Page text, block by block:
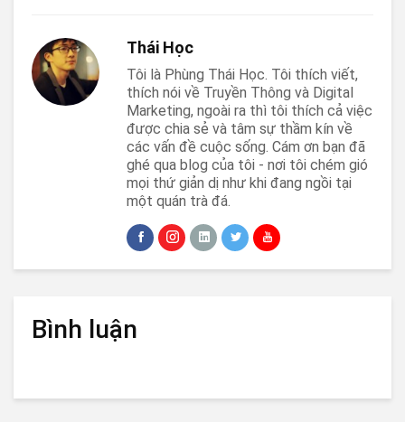
Thái Học
Tôi là Phùng Thái Học. Tôi thích viết,
thích nói về Truyền Thông và Digital
Marketing, ngoài ra thì tôi thích cả việc
được chia sẻ và tâm sự thầm kín về
các vấn đề cuộc sống. Cám ơn bạn đã
ghé qua blog của tôi - nơi tôi chém gió
mọi thứ giản dị như khi đang ngồi tại
một quán trà đá.
Bình luận